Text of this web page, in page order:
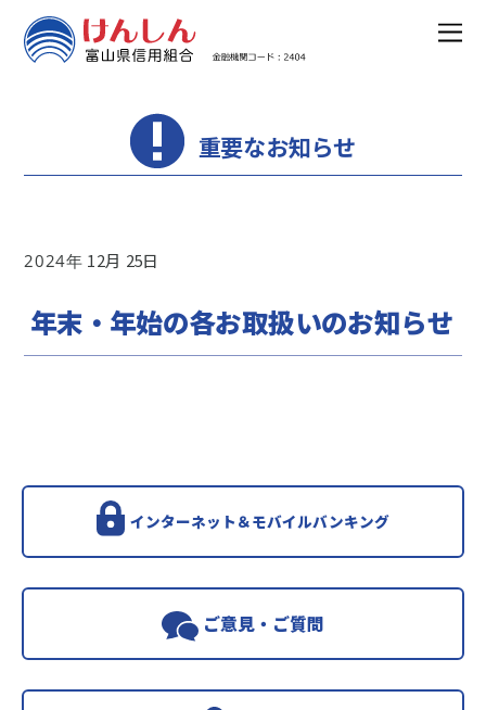
重要なお知らせ
2024 12 25
年末・年始の各お取扱いのお知らせ
インターネット＆モバイルバンキング
ご意見・ご質問